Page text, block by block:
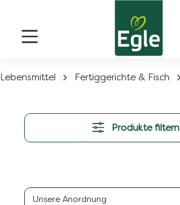
Lebensmittel Fertiggerichte & Fisch
Produkte filtern